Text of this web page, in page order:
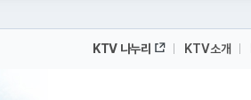
KTV 나누리 KTV소개